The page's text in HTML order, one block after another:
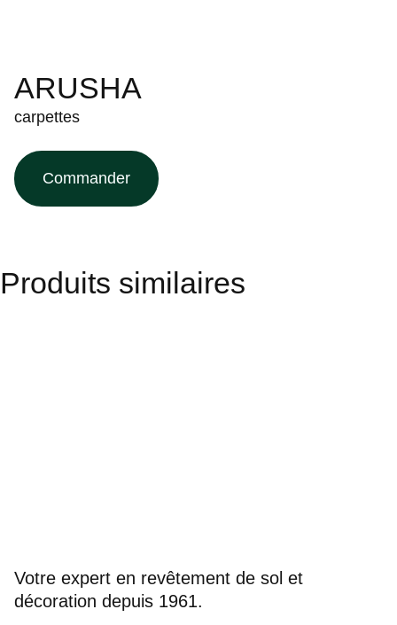
ARUSHA
carpettes
Commander
Produits similaires
Votre expert en revêtement de sol et
décoration depuis 1961.